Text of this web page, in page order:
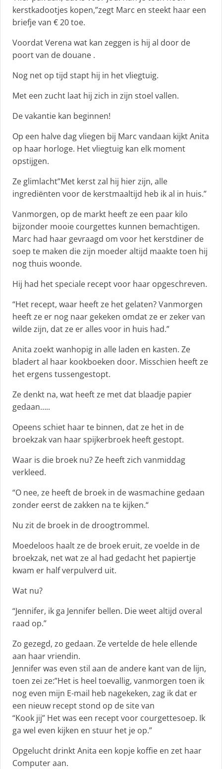
kerstkadootjes kopen,”zegt Marc en steekt haar een
briefje van € 20 toe.
Voordat Verena wat kan zeggen is hij al door de
poort van de douane .
Nog net op tijd stapt hij in het vliegtuig.
Met een zucht laat hij zich in zijn stoel vallen.
De vakantie kan beginnen!
Op een halve dag vliegen bij Marc vandaan kijkt Anita
op haar horloge. Het vliegtuig kan elk moment
opstijgen.
Ze glimlacht”Met kerst zal hij hier zijn, alle
ingrediënten voor de kerstmaaltijd heb ik al in huis.”
Vanmorgen, op de markt heeft ze een paar kilo
bijzonder mooie courgettes kunnen bemachtigen.
Marc had haar gevraagd om voor het kerstdiner de
soep te maken die zijn moeder altijd maakte toen hij
nog thuis woonde.
Hij had het speciale recept voor haar opgeschreven.
“Het recept, waar heeft ze het gelaten? Vanmorgen
heeft ze er nog naar gekeken omdat ze er zeker van
wilde zijn, dat ze er alles voor in huis had.”
Anita zoekt wanhopig in alle laden en kasten. Ze
bladert al haar kookboeken door. Misschien heeft ze
het ergens tussengestopt.
Ze denkt na, wat heeft ze met dat blaadje papier
gedaan…..
Opeens schiet haar te binnen, dat ze het in de
broekzak van haar spijkerbroek heeft gestopt.
Waar is die broek nu? Ze heeft zich vanmiddag
verkleed.
“O nee, ze heeft de broek in de wasmachine gedaan
zonder eerst de zakken na te kijken.“
Nu zit de broek in de droogtrommel.
Moedeloos haalt ze de broek eruit, ze voelde in de
broekzak, net wat ze al had gedacht het papiertje
kwam er half verpulverd uit.
Wat nu?
“Jennifer, ik ga Jennifer bellen. Die weet altijd overal
raad op.”
Zo gezegd, zo gedaan. Ze vertelde de hele ellende
aan haar vriendin.
Jennifer was even stil aan de andere kant van de lijn,
toen zei ze:”Het is heel toevallig, vanmorgen toen ik
nog even mijn E-mail heb nagekeken, zag ik dat er
een nieuw recept stond op de site van
“Kook jij” Het was een recept voor courgettesoep. Ik
ga wel even kijken en stuur het je op.”
Opgelucht drinkt Anita een kopje koffie en zet haar
Computer aan.